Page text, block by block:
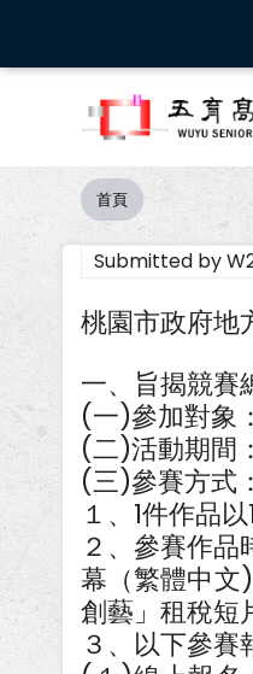
主
導
航
連
首頁
Submitted by
桃園市政府地
一、旨揭競賽
(一)參加對象
(二)活動期間
(三)參賽方式：
１、1件作品
２、參賽作
幕（繁體中文
創藝」租稅短
３、以下參賽